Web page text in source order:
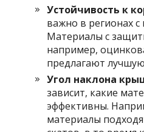
Устойчивость к
важно в регионах
Материалы с
например,
предлагают
Угол наклона
зависит, какие
эффективны.
материалы